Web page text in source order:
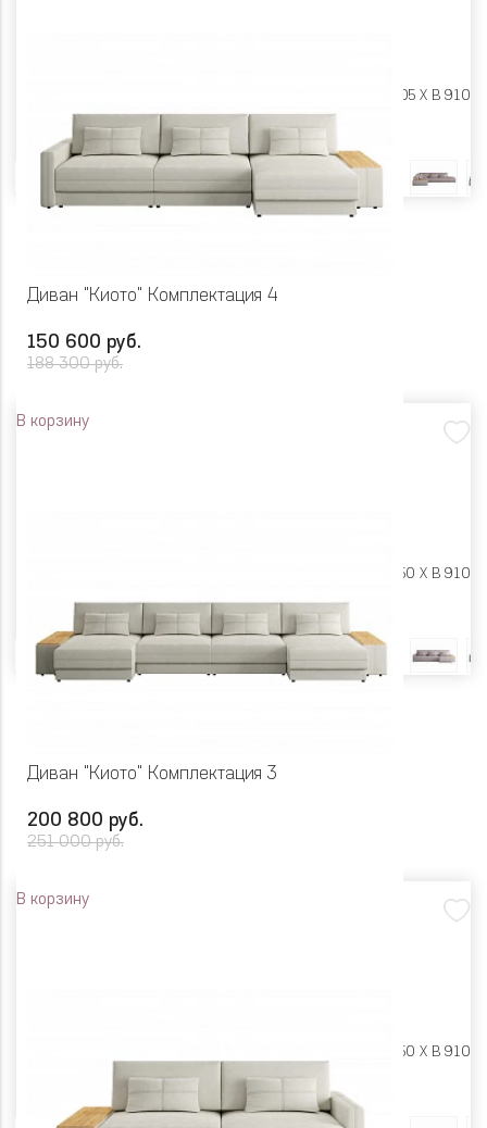
Ш 3825 X Г 2505 X В 910
Диван "Киото" Комплектация 4
150 600 руб.
188 300 руб.
В корзину
Ш 3490 X Г 1650 X В 910
Диван "Киото" Комплектация 3
200 800 руб.
251 000 руб.
В корзину
Ш 4670 X Г 1650 X В 910